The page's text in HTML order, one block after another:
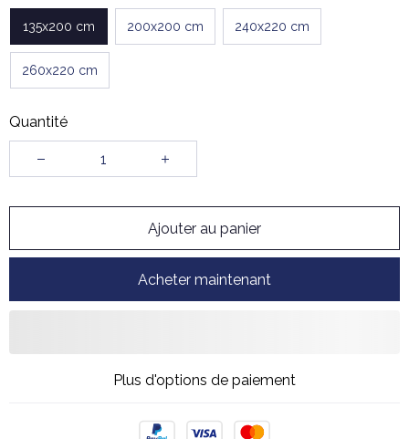
135x200 cm 200x200 cm 240x220 cm
260x220 cm
Quantité
Ajouter au panier
Acheter maintenant
Plus d'options de paiement